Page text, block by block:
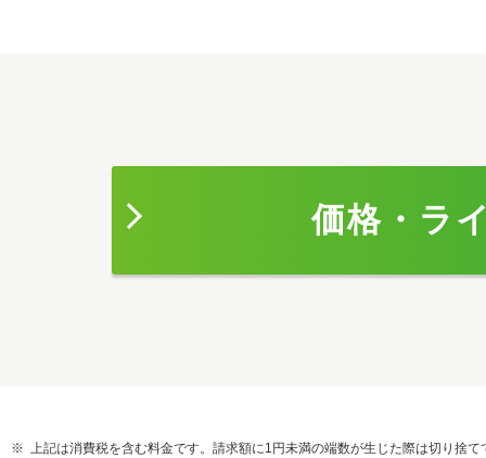
価格・ラ
上記は消費税を含む料金です。請求額に1円未満の端数が生じた際は切り捨て